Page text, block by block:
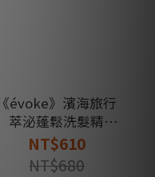
《évoke》濱海旅行
萃泌蓬鬆洗髮精
300mL
NT$610
NT$680